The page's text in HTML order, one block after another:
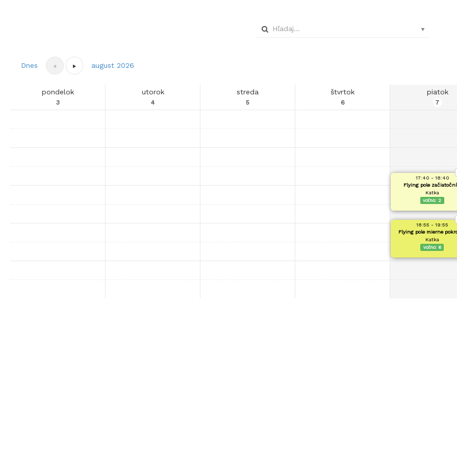
Dnes august 2026
pondelok
3
utorok
4
streda
5
štvrtok
6
piatok
7
17:40 - 18:40
Flying pole
Katka
voľno: 2
18:55 - 19:55
Flying pole mierne
Katka
voľno: 6